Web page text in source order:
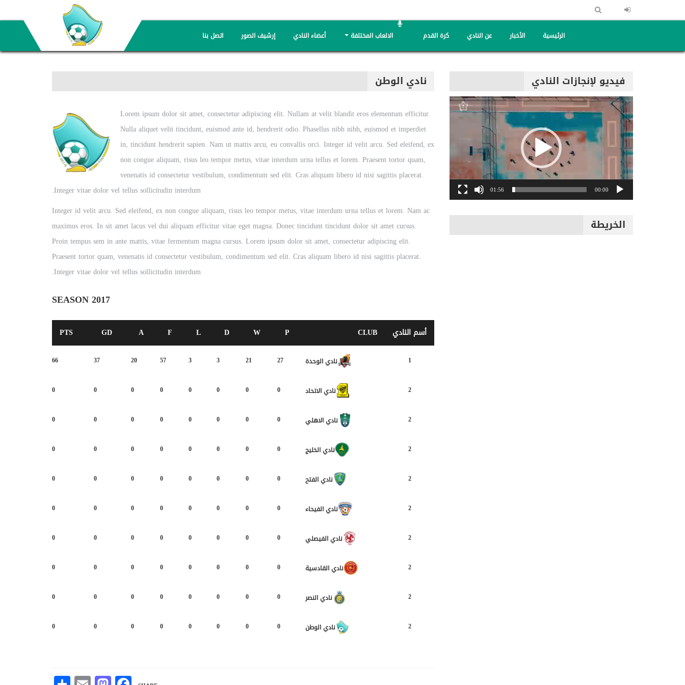
الرئيسية الأخبار عن النادي كرة القدم الالعاب المختلفة أعضاء النادي إرشيف الصور اتصل بنا
نادي الوطن
Lorem ipsum dolor sit amet, consectetur adipiscing elit. Nullam at velit blandit eros elementum efficitur.
Nulla aliquet velit tincidunt, euismod ante id, hendrerit odio. Phasellus nibh nibh, euismod et imperdiet
in, tincidunt hendrerit sapien. Nam ut mattis arcu, eu convallis orci. Integer id velit arcu. Sed eleifend, ex
non congue aliquam, risus leo tempor metus, vitae interdum urna tellus et lorem. Praesent tortor quam,
venenatis id consectetur vestibulum, condimentum sed elit. Cras aliquam libero id nisi sagittis placerat.
Integer vitae dolor vel tellus sollicitudin interdum.
Integer id velit arcu. Sed eleifend, ex non congue aliquam, risus leo tempor metus, vitae interdum urna tellus et lorem. Nam ac
maximus eros. In sit amet lacus vel dui aliquam efficitur vitae eget magna. Donec tincidunt tincidunt dolor sit amet cursus.
Proin tempus sem in ante mattis, vitae fermentum magna cursus. Lorem ipsum dolor sit amet, consectetur adipiscing elit.
Praesent tortor quam, venenatis id consectetur vestibulum, condimentum sed elit. Cras aliquam libero id nisi sagittis placerat.
Integer vitae dolor vel tellus sollicitudin interdum.
SEASON 2017
أسم النادي CLUB
P
W
D
L
F
A
GD
PTS
1 نادي الوحدة 27
21
3
3
57
20
37
66
2 نادي الاتحاد 0
0
0
0
0
0
0
0
2 نادي الاهلي 0
0
0
0
0
0
0
0
2 نادي الخليج 0
0
0
0
0
0
0
0
2 نادي الفتح 0
0
0
0
0
0
0
0
2 نادي الفيحاء 0
0
0
0
0
0
0
0
2 نادي الفيصلي 0
0
0
0
0
0
0
0
2 نادي القادسية 0
0
0
0
0
0
0
0
2 نادي النصر 0
0
0
0
0
0
0
0
2 نادي الوطن 0
0
0
0
0
0
0
0
فيديو لإنجازات النادي
مشغل
الفيديو
00:00
01:56
الخريطة